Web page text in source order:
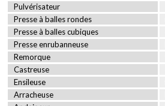
Pulvérisateur
Presse à balles rondes
Presse à balles cubiques
Presse enrubanneuse
Remorque
Castreuse
Ensileuse
Arracheuse